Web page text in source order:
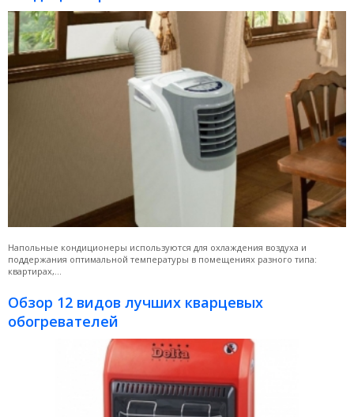
Напольные кондиционеры используются для охлаждения воздуха и
поддержания оптимальной температуры в помещениях разного типа:
квартирах,...
Обзор 12 видов лучших кварцевых
обогревателей